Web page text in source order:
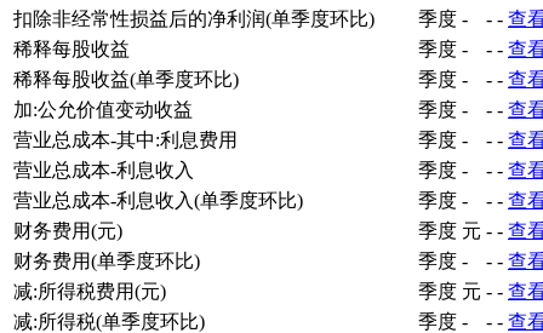
扣除非经常性损益后的净利润(单季度环比)
季度 - - - 查
稀释每股收益
季度 - - - 查
稀释每股收益(单季度环比)
季度 - - - 查
加:公允价值变动收益
季度 - - - 查
营业总成本-其中:利息费用
季度 - - - 查
营业总成本-利息收入
季度 - - - 查
营业总成本-利息收入(单季度环比)
季度 - - - 查
财务费用(元)
季度 元 - - 查
财务费用(单季度环比)
季度 - - - 查
减:所得税费用(元)
季度 元 - - 查
减:所得税(单季度环比)
季度 - - - 查